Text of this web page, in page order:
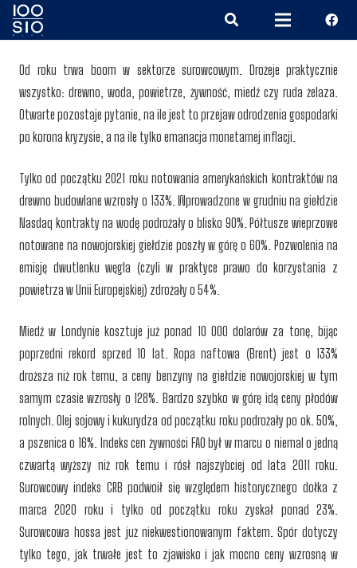
Od roku trwa boom w sektorze surowcowym. Drożeje praktycznie
wszystko: drewno, woda, powietrze, żywność, miedź czy ruda żelaza.
Otwarte pozostaje pytanie, na ile jest to przejaw odrodzenia gospodarki
po korona kryzysie, a na ile tylko emanacja monetarnej inflacji.
Tylko od początku 2021 roku notowania amerykańskich kontraktów na
drewno budowlane wzrosły o 133%. Wprowadzone w grudniu na giełdzie
Nasdaq kontrakty na wodę podrożały o blisko 90%. Półtusze wieprzowe
notowane na nowojorskiej giełdzie poszły w górę o 60%. Pozwolenia na
emisję dwutlenku węgla (czyli w praktyce prawo do korzystania z
powietrza w Unii Europejskiej) zdrożały o 54%.
Miedź w Londynie kosztuje już ponad 10 000 dolarów za tonę, bijąc
poprzedni rekord sprzed 10 lat. Ropa naftowa (Brent) jest o 133%
droższa niż rok temu, a ceny benzyny na giełdzie nowojorskiej w tym
samym czasie wzrosły o 128%. Bardzo szybko w górę idą ceny płodów
rolnych. Olej sojowy i kukurydza od początku roku podrożały po ok. 50%,
a pszenica o 16%. Indeks cen żywności FAO był w marcu o niemal o jedną
czwartą wyższy niż rok temu i rósł najszybciej od lata 2011 roku.
Surowcowy indeks CRB podwoił się względem historycznego dołka z
marca 2020 roku i tylko od początku roku zyskał ponad 23%.
Surowcowa hossa jest już niekwestionowanym faktem. Spór dotyczy
tylko tego, jak trwałe jest to zjawisko i jak mocno ceny wzrosną w